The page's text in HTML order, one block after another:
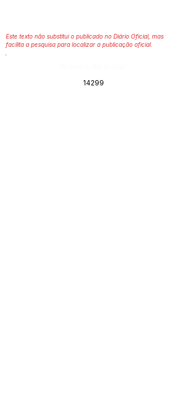
Este texto não substitui o publicado no Diário Oficial, mas
facilita a pesquisa para localizar a publicação oficial.
14299